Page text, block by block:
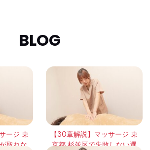
BLOG
ージ 東
取れな
【30章解説】マッサージ 東
京都 杉並区で失敗しない選